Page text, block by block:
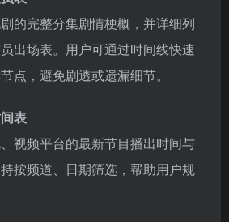
的完整分集剧情梗概，并详细列
出场表。用户可通过时间线快速
点，避免剧透或遗漏细节。
表
视频平台的最新节目播出时间与
按频道、日期筛选，帮助用户规